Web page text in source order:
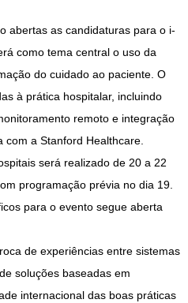
abertas as candidaturas para o i-
como tema central o uso da
do cuidado ao paciente. O
à prática hospitalar, incluindo
remoto e integração
com a Stanford Healthcare.
será realizado de 20 a 22
programação prévia no dia 19.
para o evento segue aberta
de experiências entre sistemas
soluções baseadas em
internacional das boas práticas